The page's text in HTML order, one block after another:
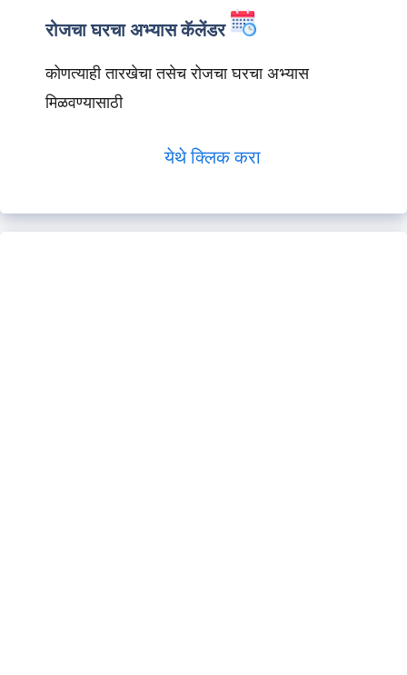
रोजचा घरचा अभ्यास कॅलेंडर
कोणत्याही तारखेचा तसेच रोजचा घरचा अभ्यास
मिळवण्यासाठी
येथे क्लिक करा